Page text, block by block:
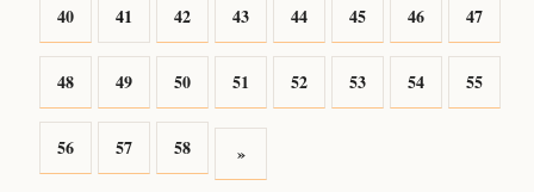
40 41 42 43 44 45 46 47
48 49 50 51 52 53 54 55
56 57 58 »